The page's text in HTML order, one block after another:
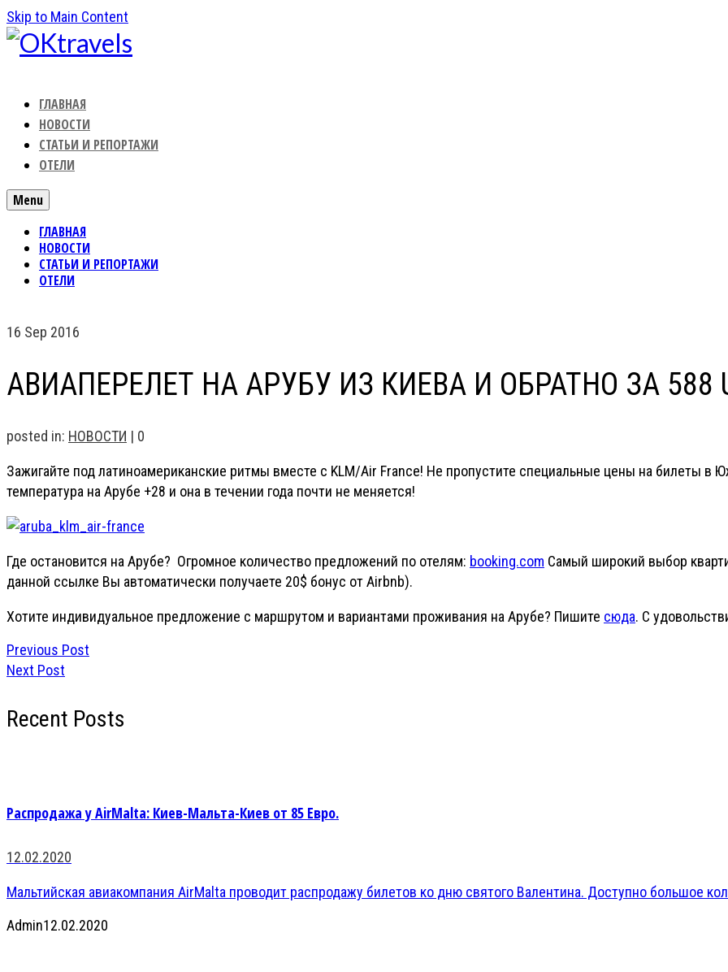
Skip to Main Content
ГЛАВНАЯ
НОВОСТИ
СТАТЬИ И РЕПОРТАЖИ
ОТЕЛИ
Menu
ГЛАВНАЯ
НОВОСТИ
СТАТЬИ И РЕПОРТАЖИ
ОТЕЛИ
16 Sep 2016
АВИАПЕРЕЛЕТ НА АРУБУ ИЗ КИЕВА И ОБРАТНО ЗА 588
posted in: НОВОСТИ | 0
Зажигайте под латиноамериканские ритмы вместе с KLM/Air France! Не пропустите специальные цены на билеты в
температура на Арубе +28 и она в течении года почти не меняется!
Где остановится на Арубе? Огромное количество предложений по отелям: booking.com Самый широкий выбор
данной ссылке Вы автоматически получаете 20$ бонус от Airbnb).
Хотите индивидуальное предложение с маршрутом и вариантами проживания на Арубе? Пишите сюда. С
Previous Post
Next Post
Recent Posts
Распродажа у AirMalta: Киев-Мальта-Киев от 85 Евро.
12.02.2020
Мальтийская авиакомпания AirMalta проводит распродажу билетов ко дню святого Валентина. Доступно большое
Admin12.02.2020